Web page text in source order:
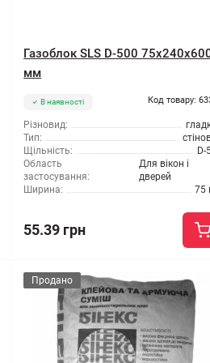
Газоблок SLS D-500
мм
В наявності Код товару:
Різновид:
Тип:
Щільність:
D-
Область
застосування:
Для вікон і
дверей
Ширина:
75
55.39 грн
Продано